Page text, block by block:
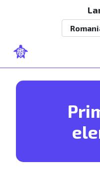
Mergi la conţinutul principal